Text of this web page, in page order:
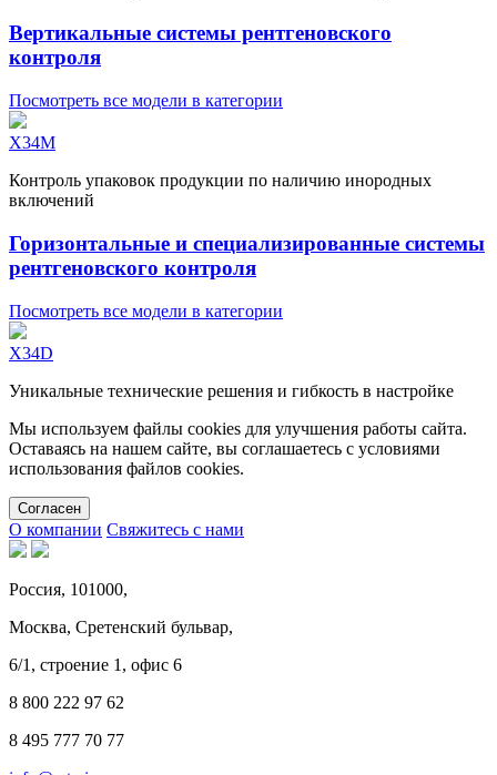
Вертикальные системы рентгеновского
контроля
Посмотреть все модели в категории
X34M
Контроль упаковок продукции по наличию инородных
включений
Горизонтальные и специализированные системы
рентгеновского контроля
Посмотреть все модели в категории
X34D
Уникальные технические решения и гибкость в настройке
Мы используем файлы cookies для улучшения работы сайта.
Оставаясь на нашем сайте, вы соглашаетесь с условиями
использования файлов cookies.
Cогласен
О компании Свяжитесь с нами
Россия, 101000,
Москва, Сретенский бульвар,
6/1, строение 1, офис 6
8 800 222 97 62
8 495 777 70 77